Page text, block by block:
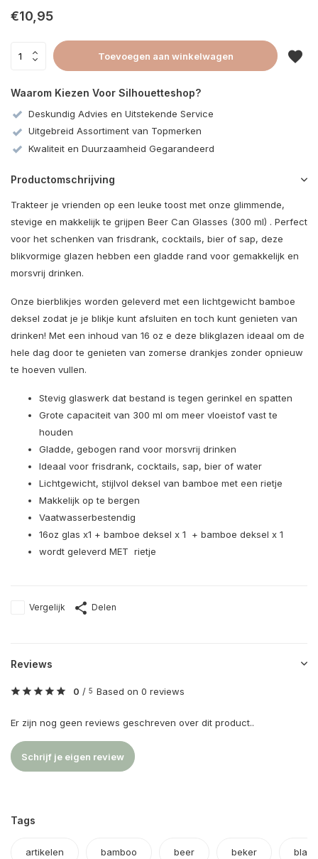
€10,95
Toevoegen aan winkelwagen
Waarom Kiezen Voor Silhouetteshop?
Deskundig Advies en Uitstekende Service
Uitgebreid Assortiment van Topmerken
Kwaliteit en Duurzaamheid Gegarandeerd
Productomschrijving
Trakteer je vrienden op een leuke toost met onze glimmende,
stevige en makkelijk te grijpen Beer Can Glasses (300 ml) . Perfect
voor het schenken van frisdrank, cocktails, bier of sap, deze
blikvormige glazen hebben een gladde rand voor gemakkelijk en
morsvrij drinken.
Onze bierblikjes worden geleverd met een lichtgewicht bamboe
deksel zodat je je blikje kunt afsluiten en toch kunt genieten van
drinken! Met een inhoud van 16 oz e deze blikglazen ideaal om de
hele dag door te genieten van zomerse drankjes zonder opnieuw
te hoeven vullen.
Stevig glaswerk dat bestand is tegen gerinkel en spatten
Grote capaciteit van 300 ml om meer vloeistof vast te
houden
Gladde, gebogen rand voor morsvrij drinken
Ideaal voor frisdrank, cocktails, sap, bier of water
Lichtgewicht, stijlvol deksel van bamboe met een rietje
Makkelijk op te bergen
Vaatwasserbestendig
16oz glas x1 + bamboe deksel x 1 + bamboe deksel x 1
wordt geleverd MET rietje
Vergelijk Delen
Reviews
0 / 5 Based on 0 reviews
Er zijn nog geen reviews geschreven over dit product..
Schrijf je eigen review
Tags
artikelen bamboo beer beker